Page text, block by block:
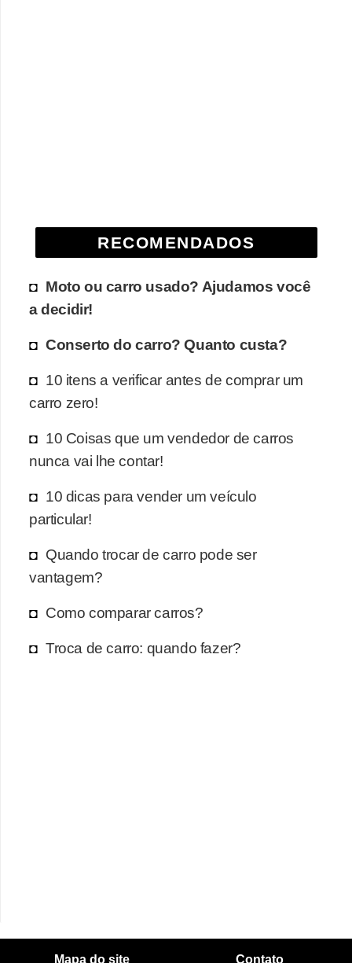
RECOMENDADOS
Moto ou carro usado? Ajudamos você
a decidir!
Conserto do carro? Quanto custa?
10 itens a verificar antes de comprar um
carro zero!
10 Coisas que um vendedor de carros
nunca vai lhe contar!
10 dicas para vender um veículo
particular!
Quando trocar de carro pode ser
vantagem?
Como comparar carros?
Troca de carro: quando fazer?
Mapa do site Contato